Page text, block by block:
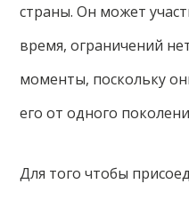
страны. Он может
время, ограничений
моменты, поскольку
его от одного
Для того чтобы